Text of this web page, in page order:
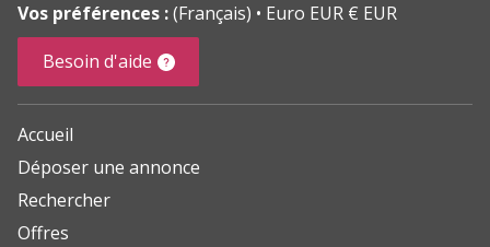
Vos préférences :(Français)
Euro EUR € EUR
Besoin d'aide
Accueil
Déposer une annonce
Rechercher
Offres